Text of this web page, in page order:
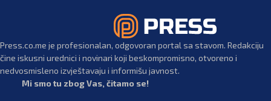
Press.co.me je profesionalan, odgovoran portal sa stavom. Redakciju
čine iskusni urednici i novinari koji beskompromisno, otvoreno i
nedvosmisleno izvještavaju i informišu javnost.
Mi smo tu zbog Vas, čitamo se!